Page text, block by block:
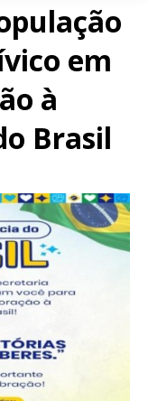
em
à
Brasil